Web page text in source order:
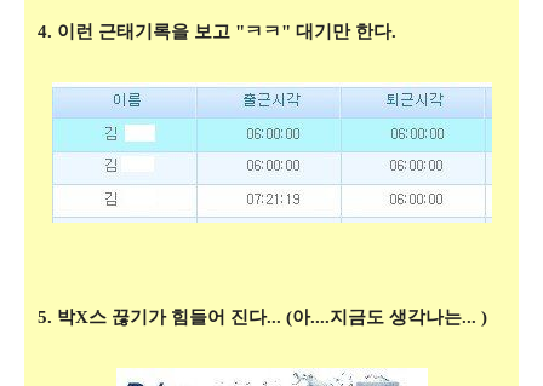
4. 이런 근태기록을 보고 "ㅋㅋ" 대기만 한다.
5. 박X스 끊기가 힘들어 진다... (아....지금도 생각나는... )